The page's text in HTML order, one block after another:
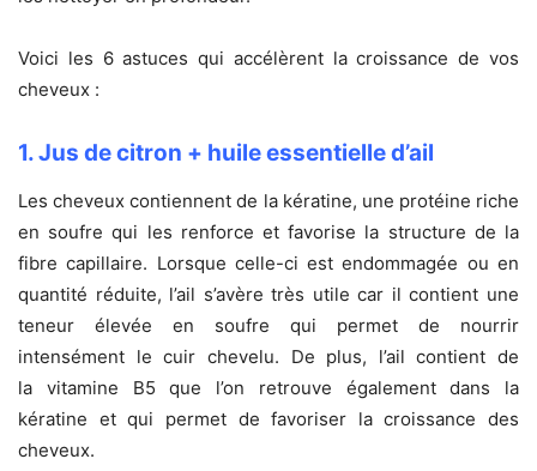
Voici les 6 astuces qui accélèrent la croissance de vos
cheveux :
1. Jus de citron + huile essentielle d’ail
Les cheveux contiennent de la kératine, une protéine riche
en soufre qui les renforce et favorise la structure de la
fibre capillaire. Lorsque celle-ci est endommagée ou en
quantité réduite, l’ail s’avère très utile car il contient une
teneur élevée en soufre qui permet de nourrir
intensément le cuir chevelu. De plus, l’ail contient de
la vitamine B5 que l’on retrouve également dans la
kératine et qui permet de favoriser la croissance des
cheveux.